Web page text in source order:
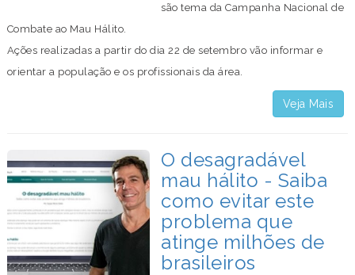
são tema da Campanha Nacional de
Combate ao Mau Hálito.
Ações realizadas a partir do dia 22 de setembro vão informar e
orientar a população e os profissionais da área.
Veja Mais
O desagradável
mau hálito - Saiba
como evitar este
problema que
atinge milhões de
brasileiros